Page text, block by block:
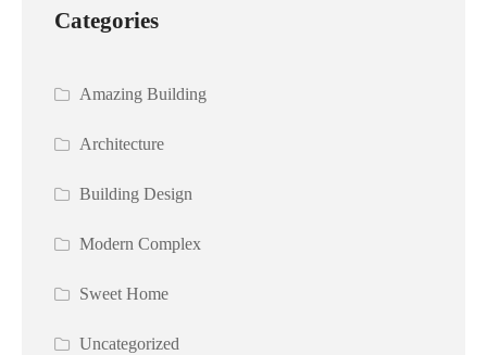
Categories
Amazing Building
Architecture
Building Design
Modern Complex
Sweet Home
Uncategorized